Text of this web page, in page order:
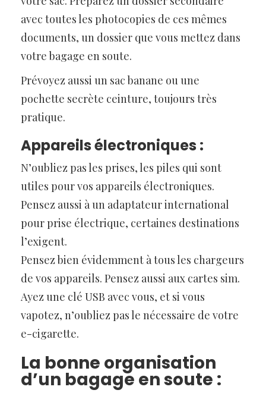
avec toutes les photocopies de ces mêmes
documents, un dossier que vous mettez dans
votre bagage en soute.
Prévoyez aussi un sac banane ou une
pochette secrète ceinture, toujours très
pratique.
Appareils électroniques :
N’oubliez pas les prises, les piles qui sont
utiles pour vos appareils électroniques.
Pensez aussi à un adaptateur international
pour prise électrique, certaines destinations
l’exigent.
Pensez bien évidemment à tous les chargeurs
de vos appareils. Pensez aussi aux cartes sim.
Ayez une clé USB avec vous, et si vous
vapotez, n’oubliez pas le nécessaire de votre
e-cigarette.
La bonne organisation
d’un bagage en soute :